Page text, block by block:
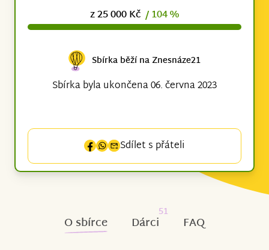
z 25 000 Kč / 104 %
Sbírka běží na Znesnáze21
Sbírka byla ukončena 06. června 2023
Sdílet s přáteli
O sbírce Dárci
51
FAQ